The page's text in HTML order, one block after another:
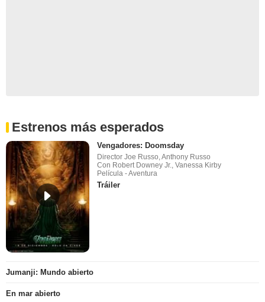
Estrenos más esperados
Vengadores: Doomsday
Director Joe Russo, Anthony Russo
Con Robert Downey Jr., Vanessa Kirby
Película - Aventura
Tráiler
Jumanji: Mundo abierto
En mar abierto